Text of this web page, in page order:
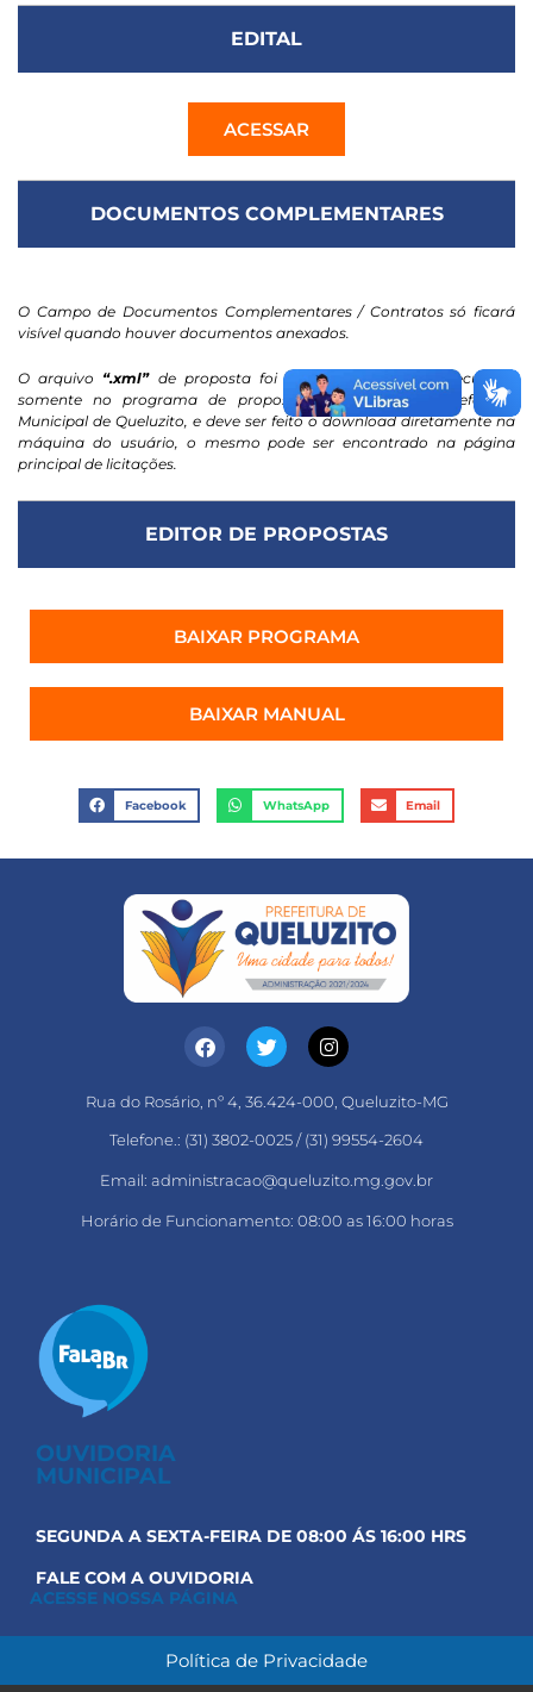
EDITAL
ACESSAR
DOCUMENTOS COMPLEMENTARES
O Campo de Documentos Complementares / Contratos só ficará
visível quando houver documentos anexados.
O arquivo “.xml”de proposta foi projetado para ser executado
somente no programa de propostas eletrônicas da Prefeitura
Municipal de Queluzito, e deve ser feito o download diretamente na
máquina do usuário, o mesmo pode ser encontrado na página
principal de licitações.
EDITOR DE PROPOSTAS
BAIXAR PROGRAMA
BAIXAR MANUAL
Facebook WhatsApp Email
Rua do Rosário, nº 4, 36.424-000, Queluzito-MG
Telefone.: (31) 3802-0025 / (31) 99554-2604
Email: administracao@queluzito.mg.gov.br
Horário de Funcionamento: 08:00 as 16:00 horas
OUVIDORIA
MUNICIPAL
SEGUNDA A SEXTA-FEIRA DE 08:00 ÁS 16:00 HRS
FALE COM A OUVIDORIA
ACESSE NOSSA PÁGINA
Política de Privacidade